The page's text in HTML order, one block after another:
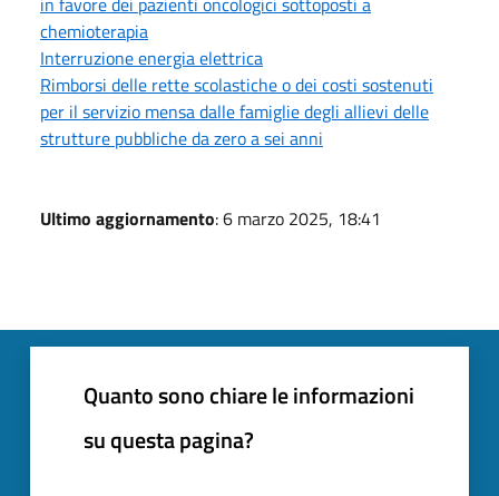
chemioterapia
Interruzione energia elettrica
Rimborsi delle rette scolastiche o dei costi sostenuti
per il servizio mensa dalle famiglie degli allievi delle
strutture pubbliche da zero a sei anni
Ultimo aggiornamento: 6 marzo 2025, 18:41
Quanto sono chiare le informazioni
su questa pagina?